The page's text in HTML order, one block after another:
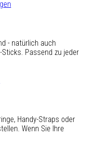
- natürlich auch
Sticks. Passend zu jeder
Handy-Straps oder
Wenn Sie Ihre